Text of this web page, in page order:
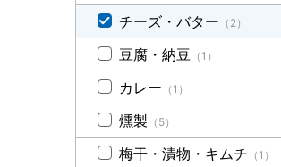
チーズ・バター （2）
豆腐・納豆 （1）
カレー （1）
燻製 （5）
梅干・漬物・キムチ （1）